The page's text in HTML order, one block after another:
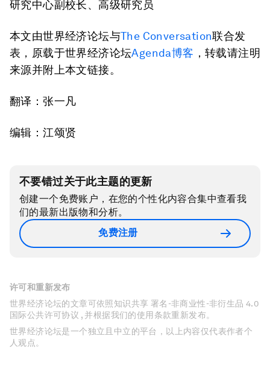
研究中心副校长、高级研究员
本文由世界经济论坛与The Conversation联合发
表，原载于世界经济论坛Agenda博客 ，转载请注明
来源并附上本文链接。
翻译：张一凡
编辑：江颂贤
不要错过关于此主题的更新
创建一个免费账户，在您的个性化内容合集中查看我
们的最新出版物和分析。
免费注册
许可和重新发布
世界经济论坛的文章可依照知识共享 署名-非商业性-非衍生品 4.0
国际公共许可协议 , 并根据我们的使用条款重新发布。
世界经济论坛是一个独立且中立的平台，以上内容仅代表作者个
人观点。